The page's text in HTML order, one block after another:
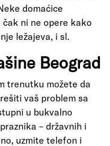
domaćice
ni ne opere kako
ležajeva, i sl.
Beograd
trenutku možete da
vaš problem sa
u bukvalno
– državnih i
uzmite telefon i